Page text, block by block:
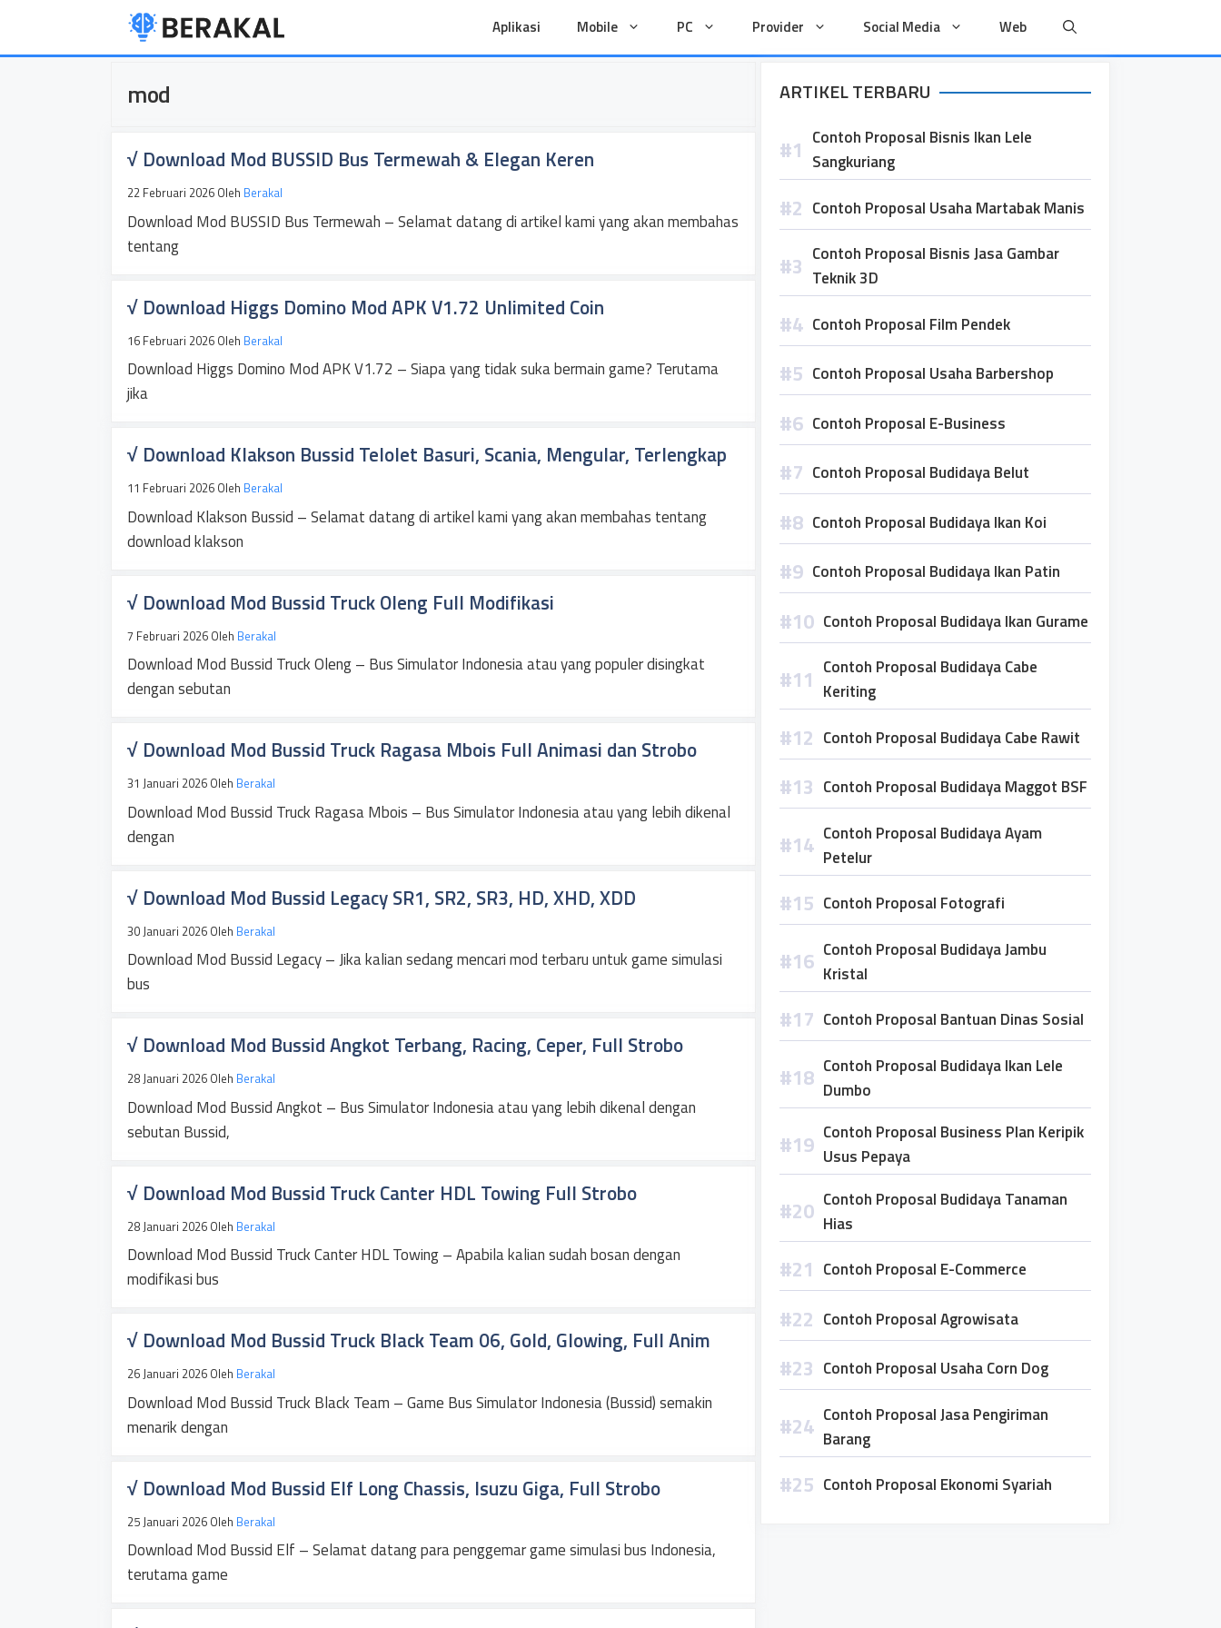
isi
Aplikasi Mobile PC Provider Social Media Web
mod
√ Download Mod BUSSID Bus Termewah & Elegan Keren
22 Februari 2026 Oleh Berakal
Download Mod BUSSID Bus Termewah – Selamat datang di artikel kami yang akan membahas
tentang
√ Download Higgs Domino Mod APK V1.72 Unlimited Coin
16 Februari 2026 Oleh Berakal
Download Higgs Domino Mod APK V1.72 – Siapa yang tidak suka bermain game? Terutama
jika
√ Download Klakson Bussid Telolet Basuri, Scania, Mengular, Terlengkap
11 Februari 2026 Oleh Berakal
Download Klakson Bussid – Selamat datang di artikel kami yang akan membahas tentang
download klakson
√ Download Mod Bussid Truck Oleng Full Modifikasi
7 Februari 2026 Oleh Berakal
Download Mod Bussid Truck Oleng – Bus Simulator Indonesia atau yang populer disingkat
dengan sebutan
√ Download Mod Bussid Truck Ragasa Mbois Full Animasi dan Strobo
31 Januari 2026 Oleh Berakal
Download Mod Bussid Truck Ragasa Mbois – Bus Simulator Indonesia atau yang lebih dikenal
dengan
√ Download Mod Bussid Legacy SR1, SR2, SR3, HD, XHD, XDD
30 Januari 2026 Oleh Berakal
Download Mod Bussid Legacy – Jika kalian sedang mencari mod terbaru untuk game simulasi
bus
√ Download Mod Bussid Angkot Terbang, Racing, Ceper, Full Strobo
28 Januari 2026 Oleh Berakal
Download Mod Bussid Angkot – Bus Simulator Indonesia atau yang lebih dikenal dengan
sebutan Bussid,
√ Download Mod Bussid Truck Canter HDL Towing Full Strobo
28 Januari 2026 Oleh Berakal
Download Mod Bussid Truck Canter HDL Towing – Apabila kalian sudah bosan dengan
modifikasi bus
√ Download Mod Bussid Truck Black Team 06, Gold, Glowing, Full Anim
26 Januari 2026 Oleh Berakal
Download Mod Bussid Truck Black Team – Game Bus Simulator Indonesia (Bussid) semakin
menarik dengan
√ Download Mod Bussid Elf Long Chassis, Isuzu Giga, Full Strobo
25 Januari 2026 Oleh Berakal
Download Mod Bussid Elf – Selamat datang para penggemar game simulasi bus Indonesia,
terutama game
ARTIKEL TERBARU
Contoh Proposal Bisnis Ikan Lele
Sangkuriang
Contoh Proposal Usaha Martabak Manis
Contoh Proposal Bisnis Jasa Gambar
Teknik 3D
Contoh Proposal Film Pendek
Contoh Proposal Usaha Barbershop
Contoh Proposal E-Business
Contoh Proposal Budidaya Belut
Contoh Proposal Budidaya Ikan Koi
Contoh Proposal Budidaya Ikan Patin
Contoh Proposal Budidaya Ikan Gurame
Contoh Proposal Budidaya Cabe
Keriting
Contoh Proposal Budidaya Cabe Rawit
Contoh Proposal Budidaya Maggot BSF
Contoh Proposal Budidaya Ayam
Petelur
Contoh Proposal Fotografi
Contoh Proposal Budidaya Jambu
Kristal
Contoh Proposal Bantuan Dinas Sosial
Contoh Proposal Budidaya Ikan Lele
Dumbo
Contoh Proposal Business Plan Keripik
Usus Pepaya
Contoh Proposal Budidaya Tanaman
Hias
Contoh Proposal E-Commerce
Contoh Proposal Agrowisata
Contoh Proposal Usaha Corn Dog
Contoh Proposal Jasa Pengiriman
Barang
Contoh Proposal Ekonomi Syariah